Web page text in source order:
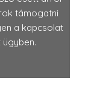
támogatni
a kapcsolat
ügyben.